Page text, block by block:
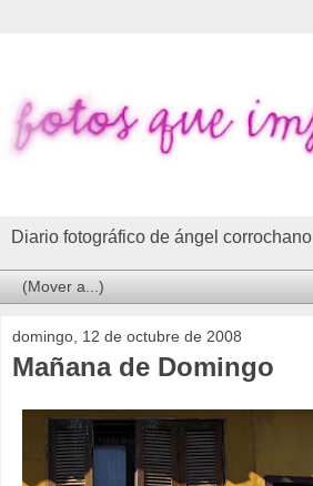
Diario fotográfico de ángel corrochano
domingo, 12 de octubre de 2008
Mañana de Domingo